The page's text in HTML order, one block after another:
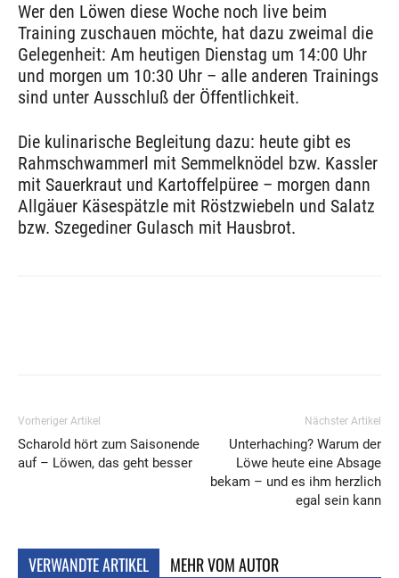
Wer den Löwen diese Woche noch live beim
Training zuschauen möchte, hat dazu zweimal die
Gelegenheit: Am heutigen Dienstag um 14:00 Uhr
und morgen um 10:30 Uhr – alle anderen Trainings
sind unter Ausschluß der Öffentlichkeit.
Die kulinarische Begleitung dazu: heute gibt es
Rahmschwammerl mit Semmelknödel bzw. Kassler
mit Sauerkraut und Kartoffelpüree – morgen dann
Allgäuer Käsespätzle mit Röstzwiebeln und Salatz
bzw. Szegediner Gulasch mit Hausbrot.
Vorheriger Artikel
Scharold hört zum Saisonende
auf – Löwen, das geht besser
Nächster Artikel
Unterhaching? Warum der
Löwe heute eine Absage
bekam – und es ihm herzlich
egal sein kann
VERWANDTE ARTIKEL MEHR VOM AUTOR